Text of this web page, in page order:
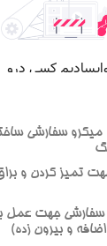
سفارشی
تمیز کردن و
و بیرون زده)